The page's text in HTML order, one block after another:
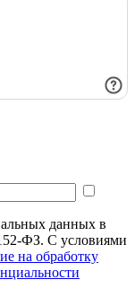
данных в
ФЗ. С условиями
на обработку